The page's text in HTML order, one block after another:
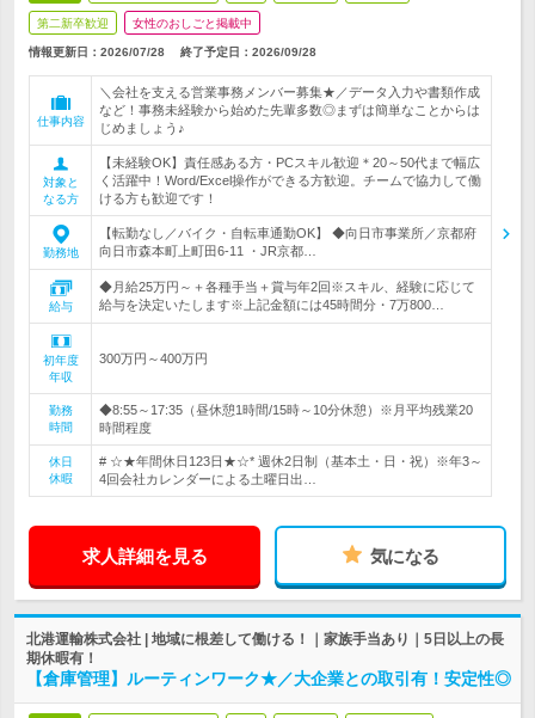
第二新卒歓迎 女性のおしごと掲載中
情報更新日：2026/07/28 終了予定日： 2026/09/28
仕事内容
＼会社を支える営業事務メンバー募集★／データ入力や書類作成
など！事務未経験から始めた先輩多数◎まずは簡単なことからは
じめましょう♪
対象と
なる方
【未経験OK】責任感ある方・PCスキル歓迎＊20～50代まで幅広
く活躍中！Word/Excel操作ができる方歓迎。チームで協力して働
ける方も歓迎です！
勤務地
【転勤なし／バイク・自転車通勤OK】 ◆向日市事業所／京都府
向日市森本町上町田6-11 ・JR京都…
給与
◆月給25万円～＋各種手当＋賞与年2回※スキル、経験に応じて
給与を決定いたします※上記金額には45時間分・7万800…
初年度
年収
300万円～400万円
勤務
時間
◆8:55～17:35（昼休憩1時間/15時～10分休憩）※月平均残業20
時間程度
休日
休暇
# ☆★年間休日123日★☆* 週休2日制（基本土・日・祝）※年3～
4回会社カレンダーによる土曜日出…
求人詳細を見る 気になる
北港運輸株式会社 | 地域に根差して働ける！｜家族手当あり｜5日以上の長
期休暇有！
【倉庫管理】ルーティンワーク★／大企業との取引有！安定性◎